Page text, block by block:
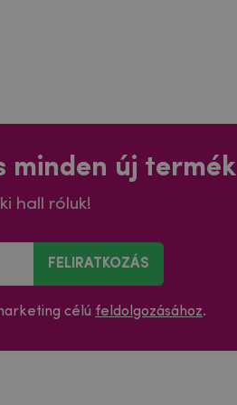
minden új termék
hall róluk!
FELIRATKOZÁS
célú feldolgozásához.